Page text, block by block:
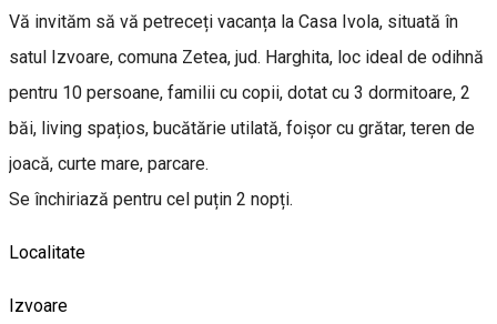
Vă invităm să vă petreceți vacanța la Casa Ivola, situată în
satul Izvoare, comuna Zetea, jud. Harghita, loc ideal de odihnă
pentru 10 persoane, familii cu copii, dotat cu 3 dormitoare, 2
băi, living spațios, bucătărie utilată, foișor cu grătar, teren de
joacă, curte mare, parcare.
Se închiriază pentru cel puțin 2 nopți.
Localitate
Izvoare